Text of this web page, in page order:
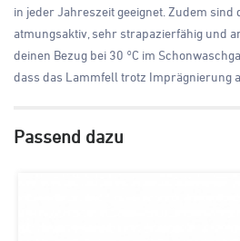
in jeder Jahreszeit geeignet. Zudem sind
atmungsaktiv, sehr strapazierfähig und
deinen Bezug bei 30 °C im
dass das Lammfell trotz Imprägnierung
Passend dazu